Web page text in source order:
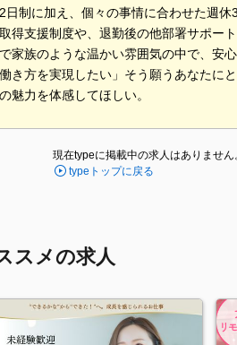
日制に加え、個々の事情に合わせた週
得支援制度や、退勤後の他部署サポー
家族のような温かい雰囲気の中で、安
き方を実現したい」そう願うあなたに
魅力を体感してほしい。
現在typeに掲載中の求人はありません
typeトップに戻る
スメの求人